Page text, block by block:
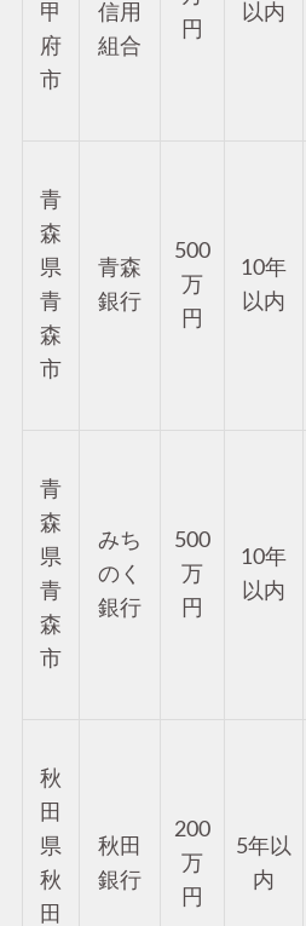
甲
府
市
信用
組合
円
以内
青
森
県
青
森
市
青森
銀行
500
万
円
10年
以内
青
森
県
青
森
市
みち
のく
銀行
500
万
円
10年
以内
秋
田
県
秋
田
秋田
銀行
200
万
円
5年以
内